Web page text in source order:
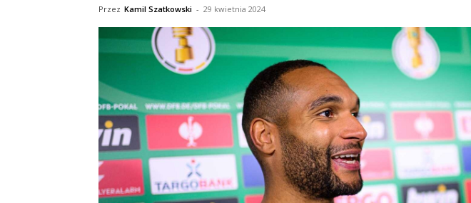
Leverkusen
–
aktualności
(transfery,
Przez Kamil Szatkowski - 29 kwietnia 2024